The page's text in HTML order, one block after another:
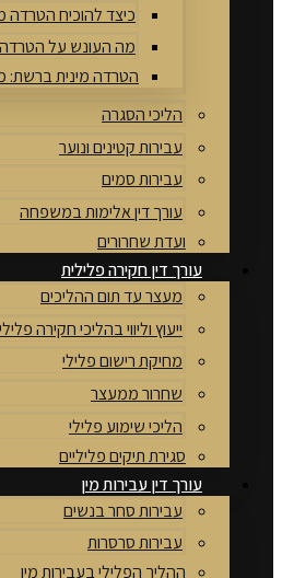
כיצד להוכיח
מה העונש על
הטרדה מינית ברשת:
הליכי הסגרה
עבירות קטינים ונוער
עבירות סמים
עורך דין אלימות במשפחה
ועדת שחרורים
עורך דין חקירה פלילית
מעצר עד תום ההליכים
ייעוץ וליווי בהליכי חקירה
מחיקת רישום פלילי
שחרור ממעצר
הליכי שימוע פלילי
סגירת תיקים פליליים
עורך דין עבירות מין
עבירות סחר בנשים
עבירות סרסרות
ההליך הפלילי בעבירות מין